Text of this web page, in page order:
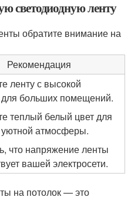
светодиодную ленту
обратите внимание на
Рекомендация
ленту с высокой
для больших помещений.
теплый белый цвет для
уютной атмосферы.
что напряжение ленты
вашей электросети.
на потолок — это